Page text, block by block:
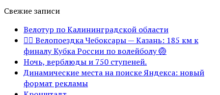
Свежие записи
Велотур по Калининградской области
🚴‍♂️ Велопоездка Чебоксары — Казань: 185 км к
финалу Кубка России по волейболу 🏐
Ночь, верблюды и 750 ступеней.
Динамические места на поиске Яндекса: новый
формат рекламы